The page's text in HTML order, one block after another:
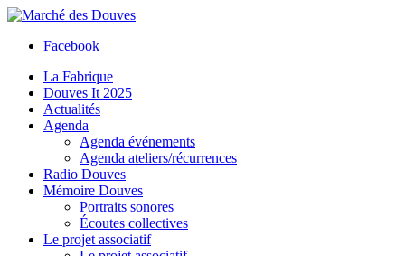
Facebook
La Fabrique
Douves It 2025
Actualités
Agenda
Agenda événements
Agenda ateliers/récurrences
Radio Douves
Mémoire Douves
Portraits sonores
Écoutes collectives
Le projet associatif